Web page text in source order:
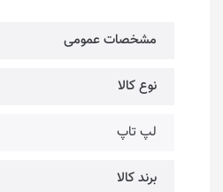
مشخصات عمومی
نوع کالا
لپ تاپ
برند کالا